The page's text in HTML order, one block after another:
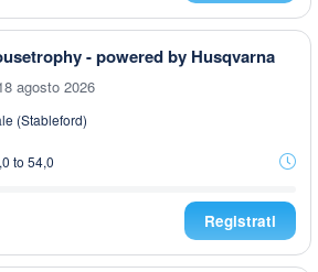
- powered by Husqvarna
agosto 2026
(Stableford)
to 54,0
Registrati